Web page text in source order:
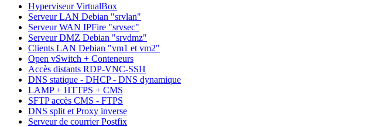
Hyperviseur VirtualBox
Serveur LAN Debian "srvlan"
Serveur WAN IPFire "srvsec"
Serveur DMZ Debian "srvdmz"
Clients LAN Debian "vm1 et vm2"
Open vSwitch + Conteneurs
Accès distants RDP-VNC-SSH
DNS statique - DHCP - DNS dynamique
LAMP + HTTPS + CMS
SFTP accès CMS - FTPS
DNS split et Proxy inverse
Serveur de courrier Postfix